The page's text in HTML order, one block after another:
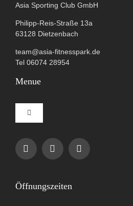
Asia Sporting Club GmbH
Philipp-Reis-Straße 13a
63128 Dietzenbach
team@asia-fitnesspark.de
Tel 06074 28954
Menue
Toggle
Navigation
Impressum
Öffnungszeiten